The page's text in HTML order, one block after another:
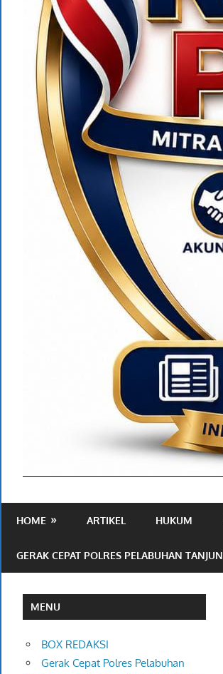
Publik
HOME ARTIKEL HUKUM
GERAK CEPAT POLRES PELABUHAN
MENU
BOX REDAKSI
Gerak Cepat Polres Pelabuhan